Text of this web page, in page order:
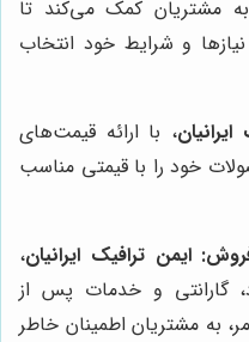
مشتریان کمک می‌کند تا
و شرایط خود انتخاب
، با ارائه قیمت‌های
خود را با قیمتی مناسب
ایمن ترافیک ایرانیان،
گارانتی و خدمات پس از
به مشتریان اطمینان خاطر